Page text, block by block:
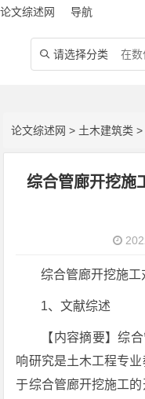
论文综述网 导航
 请选择分类
论文综述网 > 土木建筑类 >
综合管廊开挖施
综合管廊开挖施
1、文献综述
【内容摘要】综
响研究是土木工程专
于综合管廊开挖施工